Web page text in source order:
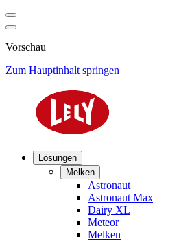
Vorschau
Zum Hauptinhalt springen
Lösungen
Melken
Astronaut
Astronaut Max
Dairy XL
Meteor
Melken